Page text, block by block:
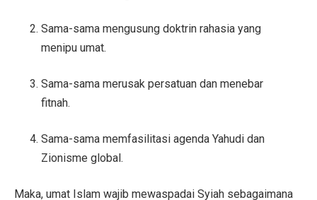
Sama-sama mengusung doktrin rahasia yang
menipu umat.
Sama-sama merusak persatuan dan menebar
fitnah.
Sama-sama memfasilitasi agenda Yahudi dan
Zionisme global.
Maka, umat Islam wajib mewaspadai Syiah sebagaimana